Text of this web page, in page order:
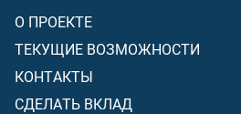
О ПРОЕКТЕ
ТЕКУЩИЕ ВОЗМОЖНОСТИ
КОНТАКТЫ
СДЕЛАТЬ ВКЛАД